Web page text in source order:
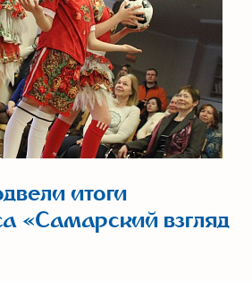
итоги
«Самарский взгляд